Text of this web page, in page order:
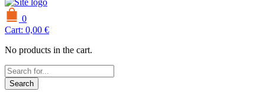
0
Cart: 0,00 €
No products in the cart.
Search